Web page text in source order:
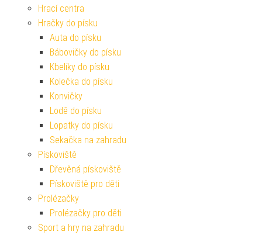
Hrací centra
Hračky do písku
Auta do písku
Bábovičky do písku
Kbelíky do písku
Kolečka do písku
Konvičky
Lodě do písku
Lopatky do písku
Sekačka na zahradu
Pískoviště
Dřevěná pískoviště
Pískoviště pro děti
Prolézačky
Prolézačky pro děti
Sport a hry na zahradu